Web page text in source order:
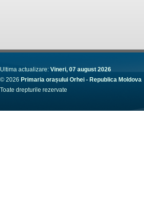
Ultima actualizare: Vineri, 07 august 2026
© 2026 Primaria orașului Orhei - Republica Moldova
Toate drepturile rezervate